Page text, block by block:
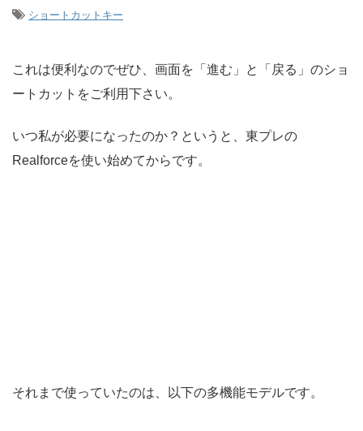
ショートカットキー
これは便利なのでぜひ、画面を「進む」と「戻る」のショ
ートカットをご利用下さい。
いつ私が必要になったのか？というと、東プレの
Realforceを使い始めてからです。
それまで使っていたのは、以下の多機能モデルです。